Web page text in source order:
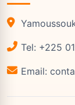
Tel: +225
Email: